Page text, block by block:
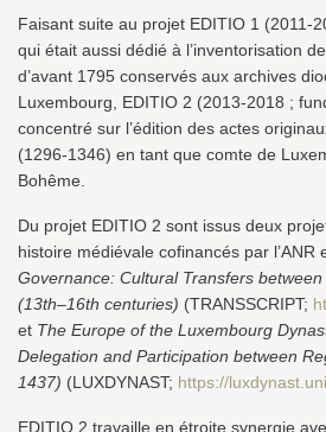
Faisant suite au projet EDITIO 1 (2011-
qui était aussi dédié à l’inventorisation
d’avant 1795 conservés aux archives
Luxembourg, EDITIO 2 (2013-2018 ;
concentré sur l’édition des actes
(1296-1346) en tant que comte de
Bohême.
Du projet EDITIO 2 sont issus deux
histoire médiévale cofinancés par l’ANR
Governance: Cultural Transfers
(13th–16th centuries) (TRANSSCRIPT;
et The Europe of the Luxembourg
Delegation and Participation between
1437) (LUXDYNAST; https://
EDITIO 2 travaille en étroite synergie